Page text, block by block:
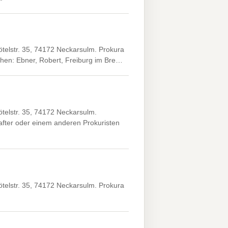
35, 74172 Neckarsulm. Prokura
Ebner, Robert, Freiburg im Bre…
35, 74172 Neckarsulm.
oder einem anderen Prokuristen
35, 74172 Neckarsulm. Prokura